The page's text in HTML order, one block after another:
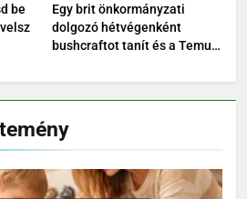
be
Egy brit önkormányzati
dolgozó hétvégenként
bushcraftot tanít és a Temu